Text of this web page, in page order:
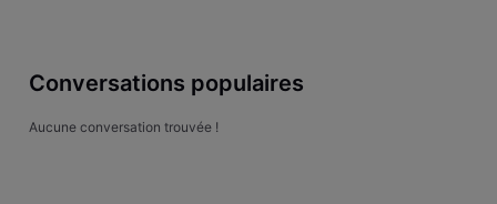
Conversations populaires
Aucune conversation trouvée !